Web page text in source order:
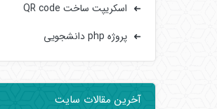
اسکریپت ساخت QR code
پروژه php دانشجویی
آخرین مقالات سایت